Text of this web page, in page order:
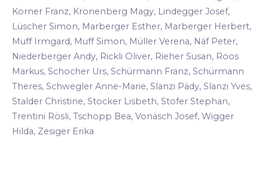
Korner Franz, Kronenberg Magy, Lindegger Josef,
Lüscher Simon, Marberger Esther, Marberger Herbert,
Muff Irmgard, Muff Simon, Müller Verena, Näf Peter,
Niederberger Andy, Rickli Oliver, Rieher Susan, Roos
Markus, Schocher Urs, Schürmann Franz, Schürmann
Theres, Schwegler Anne-Marie, Slanzi Pädy, Slanzi Yves,
Stalder Christine, Stocker Lisbeth, Stofer Stephan,
Trentini Rösli, Tschopp Bea, Vonäsch Josef, Wigger
Hilda, Zesiger Erika